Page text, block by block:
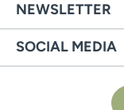
NEWSLETTER
SOCIAL MEDIA